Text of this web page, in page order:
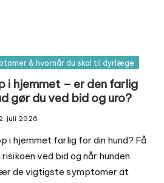
& hvornår du skal til dyrlæge
i hjemmet – er den farlig
gør du ved bid og uro?
juli 2026
i hjemmet farlig for din hund? Få
ved bid og når hunden
de vigtigste symptomer at